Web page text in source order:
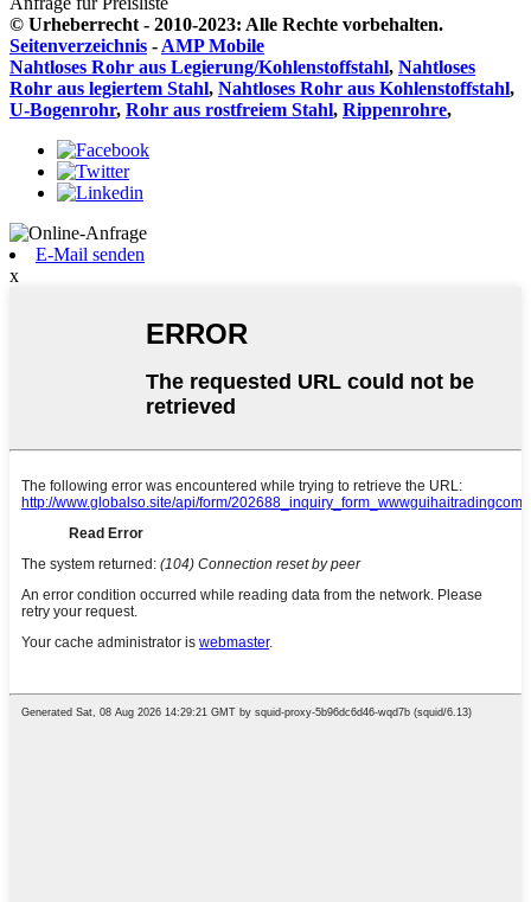
© Urheberrecht - 2010-2023: Alle Rechte vorbehalten.
Seitenverzeichnis - AMP Mobile
Nahtloses Rohr aus Legierung/Kohlenstoffstahl, Nahtloses
Rohr aus legiertem Stahl, Nahtloses Rohr aus Kohlenstoffstahl,
U-Bogenrohr, Rohr aus rostfreiem Stahl, Rippenrohre,
E-Mail senden
x